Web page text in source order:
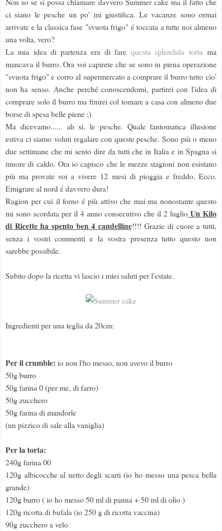
ci siano le pesche un po' mi giustifica. Le vacanze sono ormai
arrivate e la classica fase "svuota frigo" é toccata a tutte noi almeno
una volta, vero?
La mia idea di partenza era di farequesta splendida tortama
mancava il burro. Ora voi capirete che se sono in piena operazione
"svuota frigo" e corro al supermercato a comprare il burro tutto cio'
non ha senso. Anche perché conoscendomi, partirei con l'idea di
comprare solo il burro ma finirei col tornare a casa con almeno due
borse di spesa belle piene ;)
Ma dicevamo...... ah si, le pesche. Quale fantomatica illusione
estiva ci siamo voluti regalare con queste pesche. Sono più o meno
due settimane che mi sento dire da tutti che in Italia e in Spagna si
muore di caldo. Ora io capisco che le mezze stagioni non esistano
più ma provate voi a vivere 12 mesi di pioggia e freddo. Ecco.
Emigrare al nord é davvero dura!
Ragion per cui il forno é più attivo che mai ma nonostante questo
mi sono scordata per il 4 anno consecutivo che il 2 luglio Un Kilo
di Ricette ha spento ben 4 candelline!!!! Grazie di cuore a tutti,
senza i vostri commenti e la vostra presenza tutto questo non
sarebbe possibile.
Subito dopo la ricetta vi lascio i miei saluti per l'estate.
Ingredienti per una teglia da 20cm:
Per il crumble: io non l'ho messo, non avevo il burro
50g burro
50g farina 0 (per me, di farro)
50g zucchero
50g farina di mandorle
(un pizzico di sale alla vaniglia)
Per la torta:
240g farina 00
120g albicocche al netto degli scarti (io ho messo una pesca bella
grande)
120g burro ( io ho messo 50 ml di panna + 50 ml di olio )
120g ricotta di bufala (io 250 g di ricotta vaccina)
90g zucchero a velo